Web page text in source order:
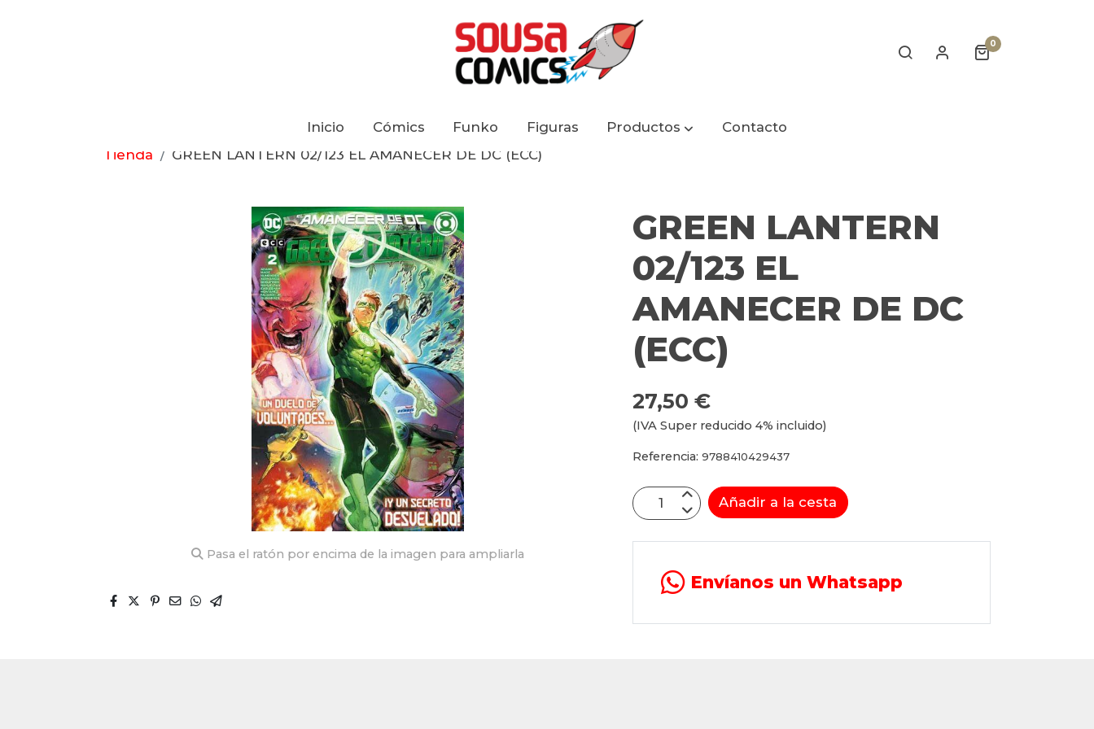
0
Inicio Cómics Funko Figuras Productos
Contacto
Tienda
GREEN LANTERN 02/123 EL AMANECER DE DC (ECC)
Pasa el ratón por encima de la imagen para ampliarla
GREEN LANTERN
02/123 EL
AMANECER DE DC
(ECC)
27,50 €
(IVA Super reducido 4% incluido)
Referencia:9788410429437
Añadir a la cesta
Envíanos un Whatsapp